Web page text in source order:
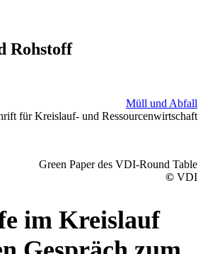
Rohstoff
Müll und Abfall
für Kreislauf- und Ressourcenwirtschaft
Green Paper des VDI-Round Table
© VDI
im Kreislauf